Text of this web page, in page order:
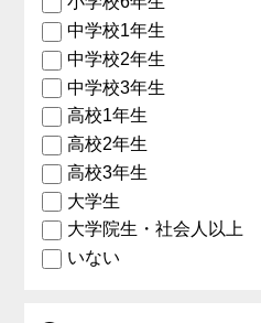
中学校1年生
中学校2年生
中学校3年生
高校1年生
高校2年生
高校3年生
大学生
大学院生・社会人以上
いない